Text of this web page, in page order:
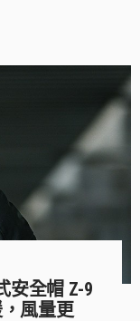
安全帽 Z-9
，風量更